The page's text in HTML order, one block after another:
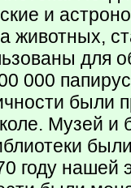
и
животных,
для
000
были
Музей и
году